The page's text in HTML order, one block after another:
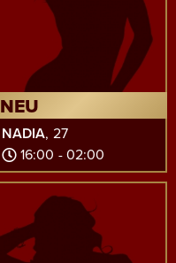
NEU
NADIA, 27
16:00 - 02:00